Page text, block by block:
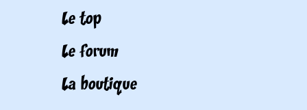
Le top
Le forum
La boutique